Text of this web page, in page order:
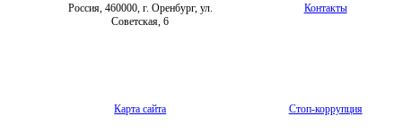
Россия, 460000, г. Оренбург, ул.
Советская, 6
Контакты
Карта сайта Стоп-коррупция